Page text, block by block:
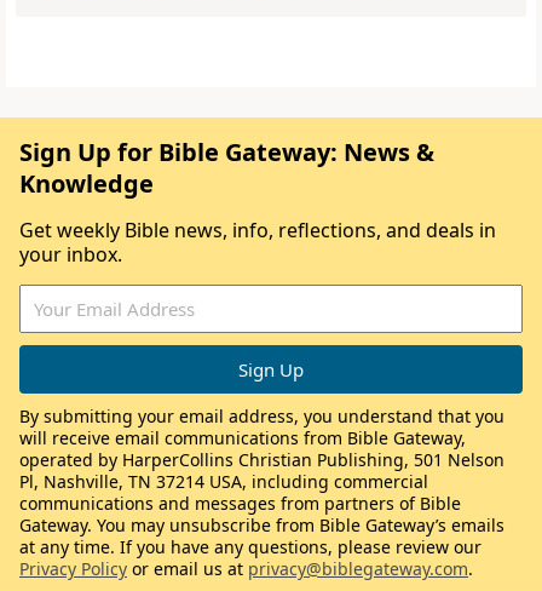
Sign Up for Bible Gateway: News &
Knowledge
Get weekly Bible news, info, reflections, and deals in
your inbox.
By submitting your email address, you understand that you
will receive email communications from Bible Gateway,
operated by HarperCollins Christian Publishing, 501 Nelson
Pl, Nashville, TN 37214 USA, including commercial
communications and messages from partners of Bible
Gateway. You may unsubscribe from Bible Gateway’s emails
at any time. If you have any questions, please review our
Privacy Policy or email us at privacy@biblegateway.com.